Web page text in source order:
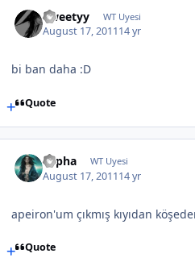
Tweetyy WT Uyesi
August 17, 201114 yr
bi ban daha :D
Quote
Lepha WT Uyesi
August 17, 201114 yr
apeiron'um çıkmış kıyıdan
Quote